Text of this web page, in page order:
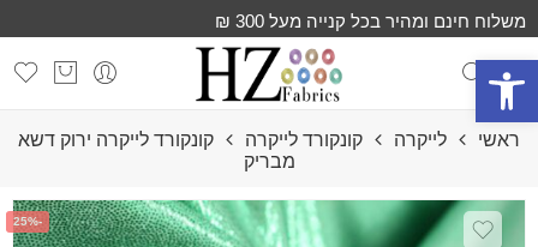
פתח סרגל נגישות
משלוח חינם ומהיר בכל קנייה מעל 300 ₪
ראשי לייקרה קונקורד לייקרה
קונקורד לייקרה ירוק דשא
מבריק
-25%